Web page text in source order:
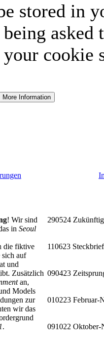
stored in
your
! Wir sind
in Seoul
die fiktive
sich auf
und
Zusätzlich
an,
Models
zur
wir das
.
290524
110623
090423
010223 Februar-
091022